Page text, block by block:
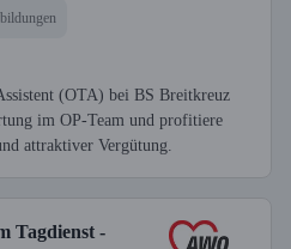
(OTA) bei BS Breitkreuz
im OP-Team und profitiere
attraktiver Vergütung.
Tagdienst -